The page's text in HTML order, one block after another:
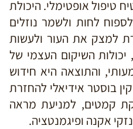
טיפול אופטימלי. היכולת
לחות ולשמר נוזלים
למצק את העור ולעשות
יכולות השיקום העצמי של
והתוצאה היא חידוש
בוסטר אידיאלי להחזרת
קמטים, למניעת מראה
אקנה ופיגמנטציה.